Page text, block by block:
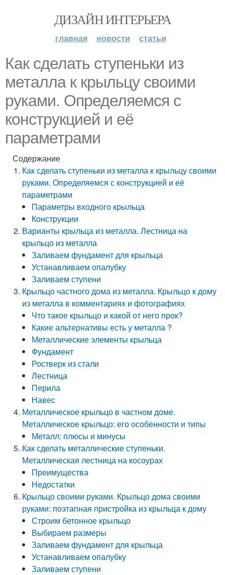
ДИЗАЙН ИНТЕРЬЕРА
главная новости статьи
Как сделать ступеньки из
металла к крыльцу своими
руками. Определяемся с
конструкцией и её
параметрами
Содержание
Как сделать ступеньки из металла к крыльцу своими
руками. Определяемся с конструкцией и её
параметрами
Параметры входного крыльца
Конструкции
Варианты крыльца из металла. Лестница на
крыльцо из металла
Заливаем фундамент для крыльца
Устанавливаем опалубку
Заливаем ступени
Крыльцо частного дома из металла. Крыльцо к дому
из металла в комментариях и фотографиях
Что такое крыльцо и какой от него прок?
Какие альтернативы есть у металла ?
Металлические элементы крыльца
Фундамент
Ростверк из стали
Лестница
Перила
Навес
Металлическое крыльцо в частном доме.
Металлическое крыльцо: его особенности и типы
Металл: плюсы и минусы
Как сделать металлические ступеньки.
Металлическая лестница на косоурах
Преимущества
Недостатки
Крыльцо своими руками. Крыльцо дома своими
руками: поэтапная пристройка из крыльца к дому
Строим бетонное крыльцо
Выбираем размеры
Заливаем фундамент для крыльца
Устанавливаем опалубку
Заливаем ступени